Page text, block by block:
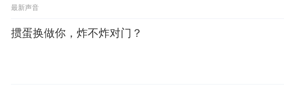
最新声音
掼蛋换做你，炸不炸对门？